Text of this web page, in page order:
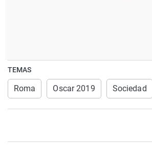
TEMAS
Roma Oscar 2019 Sociedad